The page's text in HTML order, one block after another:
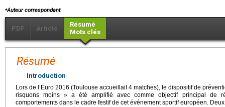
⁎Auteur correspondant.
PDF Article
Résumé
Mots clés
Résumé
Introduction
Lors de l’Euro 2016 (Toulouse accueillait 4 matches), le dispositif de
risquons moins » a été amplifié avec comme objectif principal de
comportements dans le cadre festif de cet événement sportif européen.